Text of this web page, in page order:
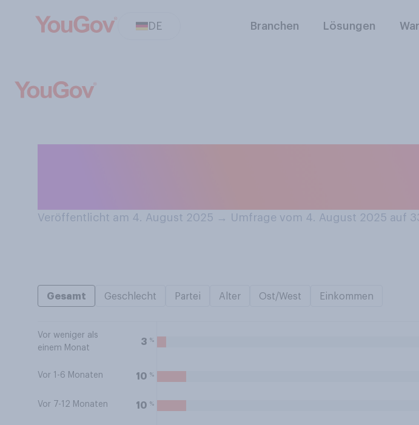
DE Branchen Lösungen
Veröffentlicht am 4. August 2025 → Umfrage vom 4. August 2025 auf
Gesamt Geschlecht Partei Alter Ost/West Einkommen
Vor weniger als
einem Monat
3 %
Vor 1-6 Monaten 10 %
Vor 7-12 Monaten 10 %